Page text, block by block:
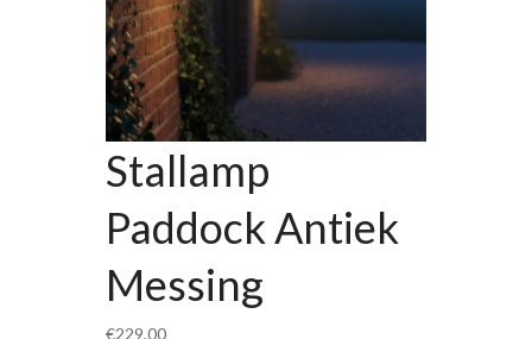
Stallamp
Paddock Antiek
Messing
€229,00